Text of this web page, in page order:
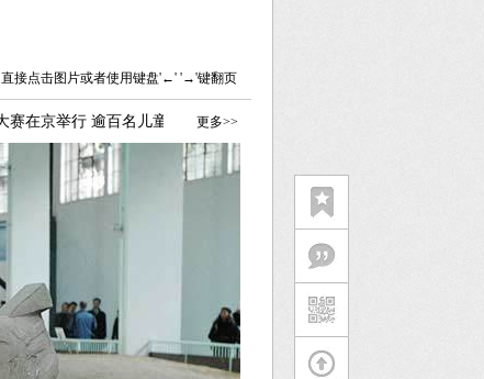
直接点击图片或者使用键盘'←' '→'键翻页